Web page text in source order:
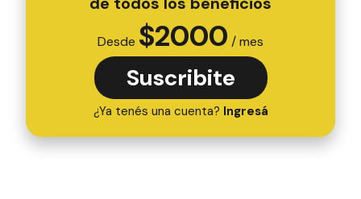
Desde $2000 / mes
Suscribite
¿Ya tenés una cuenta? Ingresá